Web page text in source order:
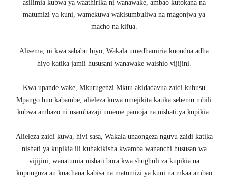
asilimia kubwa ya waathirika ni wanawake, ambao kutokana na
matumizi ya kuni, wamekuwa wakisumbuliwa na magonjwa ya
macho na kifua.
Alisema, ni kwa sababu hiyo, Wakala umedhamiria kuondoa adha
hiyo katika jamii hususani wanawake waishio vijijini.
Kwa upande wake, Mkurugenzi Mkuu akidadavua zaidi kuhusu
Mpango huo kabambe, alieleza kuwa umejikita katika sehemu mbili
kubwa ambazo ni usambazaji umeme pamoja na nishati ya kupikia.
Alieleza zaidi kuwa, hivi sasa, Wakala unaongeza nguvu zaidi katika
nishati ya kupikia ili kuhakikisha kwamba wananchi hususan wa
vijijini, wanatumia nishati bora kwa shughuli za kupikia na
kupunguza au kuachana kabisa na matumizi ya kuni na mkaa ambao